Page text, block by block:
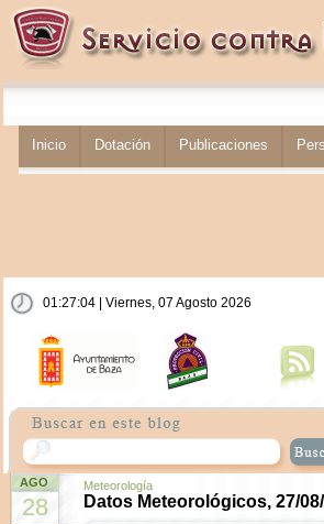
Inicio Dotación Publicaciones
01:27:05 | Viernes, 07 Agosto 2026
AGO
28
Meteorología
Datos Meteorológicos, 27/